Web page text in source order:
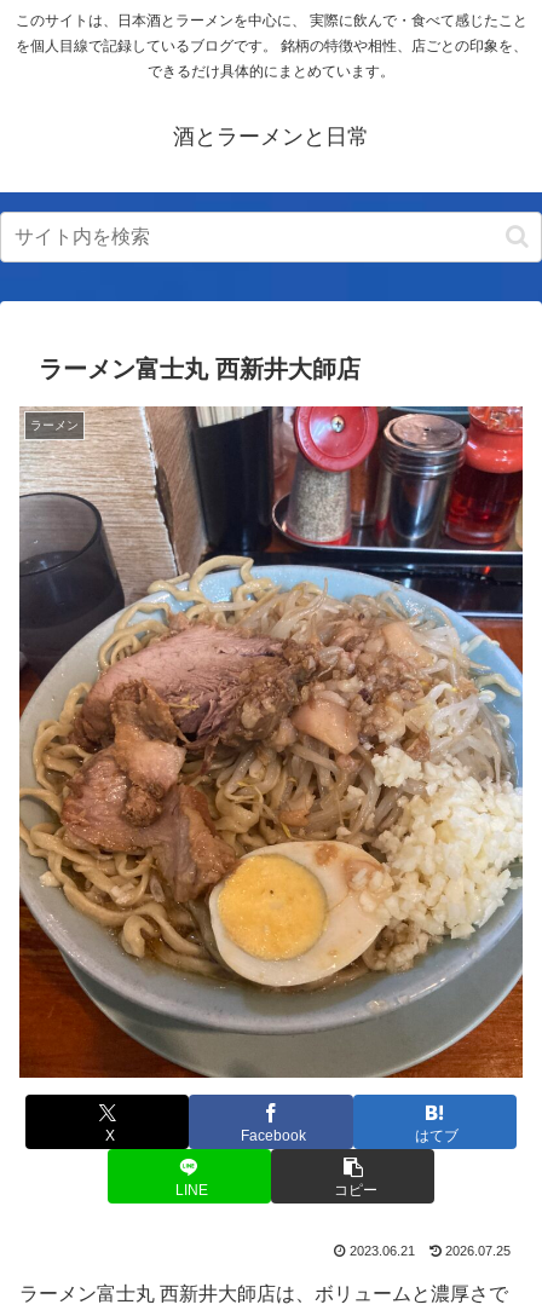
このサイトは、日本酒とラーメンを中心に、 実際に飲んで・食べて感じたこと
を個人目線で記録しているブログです。 銘柄の特徴や相性、店ごとの印象を、
できるだけ具体的にまとめています。
酒とラーメンと日常
ラーメン富士丸 西新井大師店
ラーメン
X Facebook はてブ
LINE コピー
2023.06.21 2026.07.25
ラーメン富士丸 西新井大師店は、ボリュームと濃厚さで